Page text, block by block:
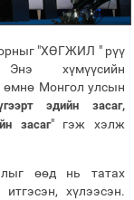
"ХӨГЖИЛ " рүү
хүмүүсийн
өмнө Монгол улсын
эдийн засаг,
засаг" гэж хэлж
өөд нь татах
хүлээсэн.